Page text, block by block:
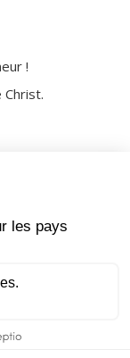
!
jusqu'à
au mystère